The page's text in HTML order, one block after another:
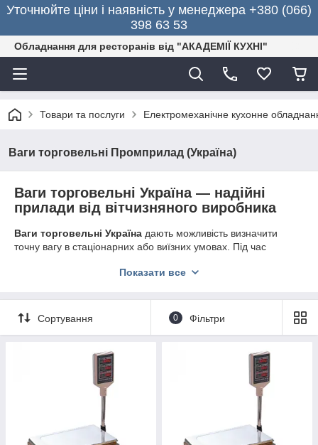
Уточнюйте ціни і наявність у менеджера +380 (066)
398 63 53
Обладнання для ресторанів від "АКАДЕМІЇ КУХНІ"
Товари та послуги Електромеханічне кухонне
Ваги торговельні Промприлад (Україна)
Ваги торговельні Україна — надійні
прилади від вітчизняного виробника
Ваги торговельні Україна дають можливість визначити
точну вагу в стаціонарних або виїзних умовах. Під час
вартість товару за 1 кг, що набагато спрощує роботу касирів і
купівлі обладнання для закладів торгової та харчової сфери.
Всі пристрої виготовлені з матеріалів високої якості з
Показати все
Сортування 0 Фільтри